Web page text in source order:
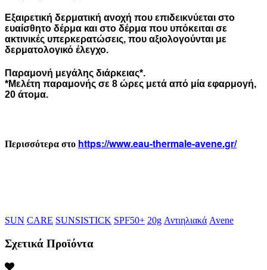
Εξαιρετική δερματική ανοχή που επιδεικνύεται στο
ευαίσθητο δέρμα και στο δέρμα που υπόκειται σε
ακτινικές υπερκερατώσεις, που αξιολογούνται με
δερματολογικό έλεγχο.
Παραμονή μεγάλης διάρκειας*.
*Μελέτη παραμονής σε 8 ώρες μετά από μία εφαρμογή,
20 άτομα.
Περισσότερα στο https://www.eau-thermale-avene.gr/
SUN CARE SUNSISTICK SPF50+ 20g Αντιηλιακά Avene
Σχετικά Προϊόντα